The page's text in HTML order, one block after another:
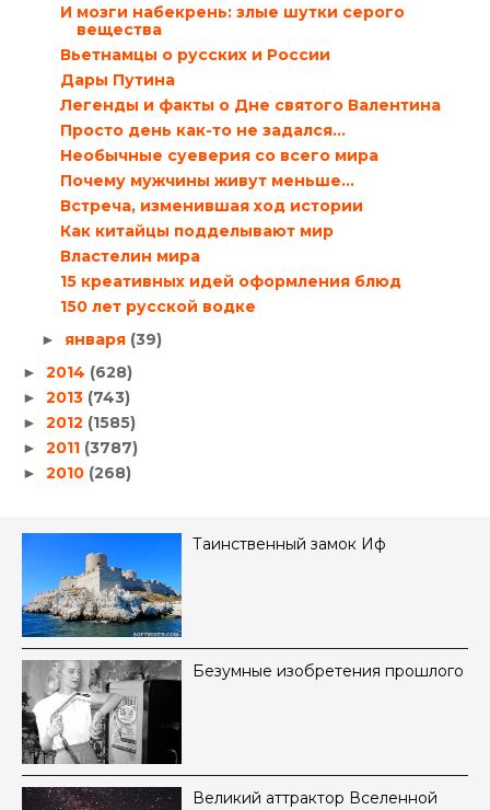
И мозги набекрень: злые шутки серого
вещества
Вьетнамцы о русских и России
Дары Путина
Легенды и факты о Дне святого Валентина
Просто день как-то не задался...
Необычные суеверия со всего мира
Почему мужчины живут меньше…
Встреча, изменившая ход истории
Как китайцы подделывают мир
Властелин мира
15 креативных идей оформления блюд
150 лет русской водке
► января (39)
► 2014 (628)
► 2013 (743)
► 2012 (1585)
► 2011 (3787)
► 2010 (268)
Таинственный замок Иф
Безумные изобретения прошлого
Великий аттрактор Вселенной